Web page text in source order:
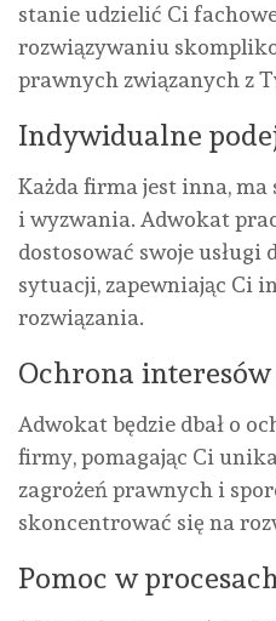
stanie udzielić Ci
rozwiązywaniu
prawnych związanych z
Indywidualne
Każda firma jest inna,
i wyzwania. Adwokat
dostosować swoje
sytuacji, zapewniając Ci
rozwiązania.
Ochrona
Adwokat będzie dbał o
firmy, pomagając Ci
zagrożeń prawnych i
skoncentrować się na
Pomoc w